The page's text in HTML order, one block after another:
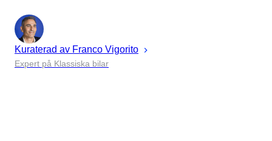
Kuraterad av Franco Vigorito
Expert på Klassiska bilar